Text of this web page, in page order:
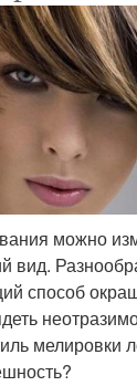
можно
вид.
способ
мелировки